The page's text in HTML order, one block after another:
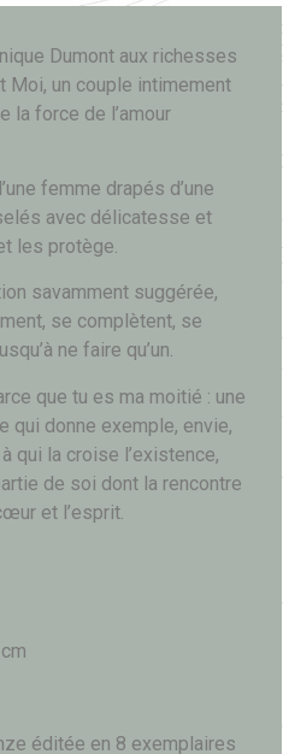
Dumont aux richesses
Moi, un couple intimement
la force de l’amour
femme drapés d’une
avec délicatesse et
les protège.
savamment suggérée,
se complètent, se
ne faire qu’un.
que tu es ma moitié : une
donne exemple, envie,
qui la croise l’existence,
de soi dont la rencontre
et l’esprit.
éditée en 8 exemplaires